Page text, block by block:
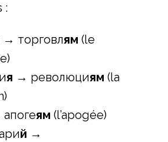
:
→ торговлям (le
я → революциям (la
ям (l’apogée)
й →